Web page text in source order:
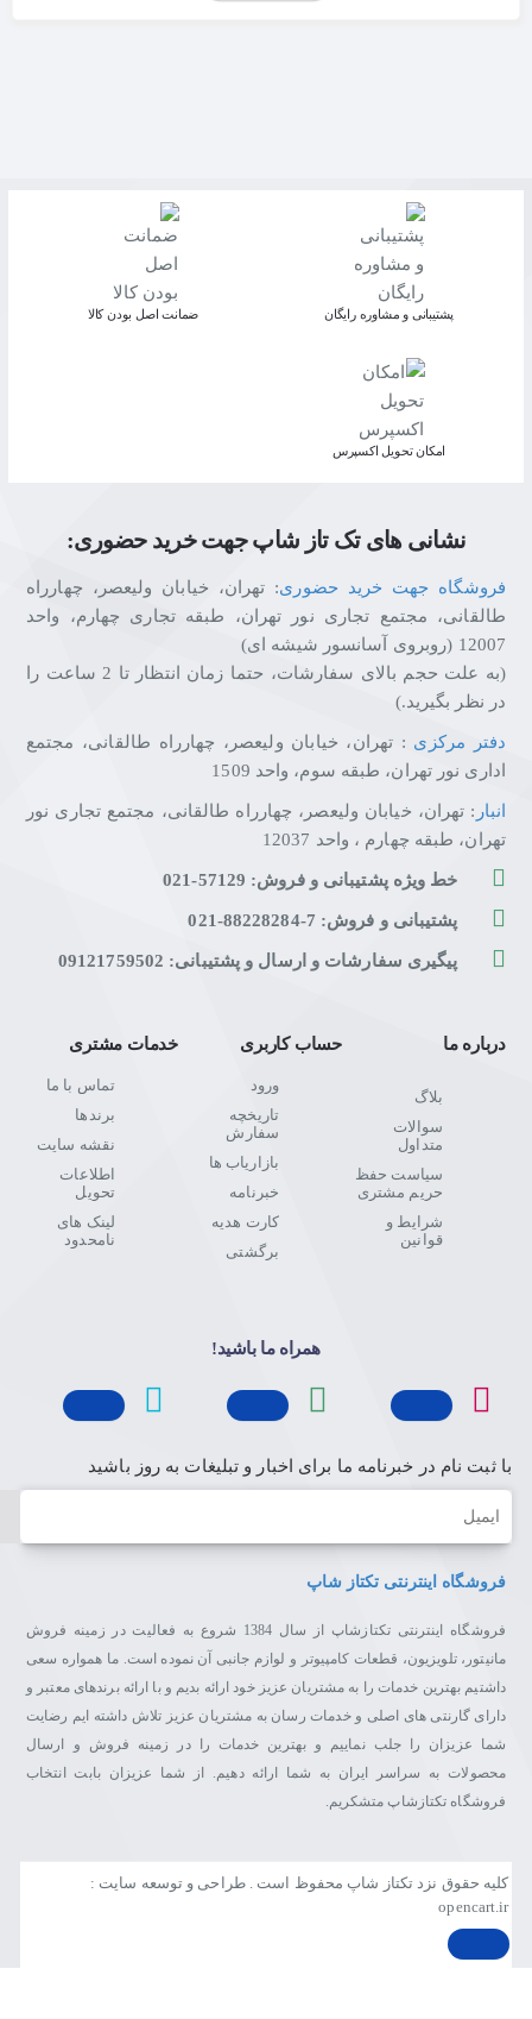
پشتیبانی و مشاوره رایگان ﺿﻤﺎﻧﺖ اﺻﻞ ﺑﻮدن ﮐﺎﻟﺎ
اﻣﮑﺎن ﺗﺤﻮﯾﻞ اﮐﺴﭙﺮس
نشانی های تک تاز شاپ جهت خرید حضوری:
فروشگاه جهت خرید حضوری: تهران، خیابان ولیعصر، چهارراه
طالقانی، مجتمع تجاری نور تهران، طبقه تجاری چهارم، واحد
12007 (روبروی آسانسور شیشه ای)
(به علت حجم بالای سفارشات، حتما زمان انتظار تا 2 ساعت را
در نظر بگیرید.)
دفتر مرکزی : تهران، خیابان ولیعصر، چهارراه طالقانی، مجتمع
اداری نور تهران، طبقه سوم، واحد 1509
انبار : تهران، خیابان ولیعصر، چهارراه طالقانی، مجتمع تجاری نور
تهران، طبقه چهارم ، واحد 12037
خط ویژه پشتیبانی و فروش: 57129-021
پشتیبانی و فروش: 7-88228284-021
پیگیری سفارشات و ارسال و پشتیبانی: 09121759502
درباره ما
بلاگ
سوالات
متداول
سیاست حفظ
حریم مشتری
شرایط و
قوانین
حساب کاربری
ورود
تاریخچه
سفارش
بازاریاب ها
خبرنامه
کارت هدیه
برگشتی
خدمات مشتری
تماس با ما
برندها
نقشه سایت
اطلاعات
تحویل
لینک های
نامحدود
همراه ما باشید!
با ثبت نام در خبرنامه ما برای اخبار و تبلیغات به روز باشید
ایمیل
فروشگاه اینترنتی تکتاز شاپ
فروشگاه اینترنتی تکتازشاپ از سال 1384 شروع به فعالیت در زمینه فروش
مانیتور، تلویزیون، قطعات کامپیوتر و لوازم جانبی آن نموده است. ما همواره سعی
داشتیم بهترین خدمات را به مشتریان عزیز خود ارائه بدیم و با ارائه برندهای معتبر و
دارای گارنتی های اصلی و خدمات رسان به مشتریان عزیز تلاش داشته ایم رضایت
شما عزیزان را جلب نماییم و بهترین خدمات را در زمینه فروش و ارسال
محصولات به سراسر ایران به شما ارائه دهیم. از شما عزیزان بابت انتخاب
فروشگاه تکتازشاپ متشکریم.
کلیه حقوق نزد تکتاز شاپ محفوظ است . طراحی و توسعه سایت :
opencart.ir